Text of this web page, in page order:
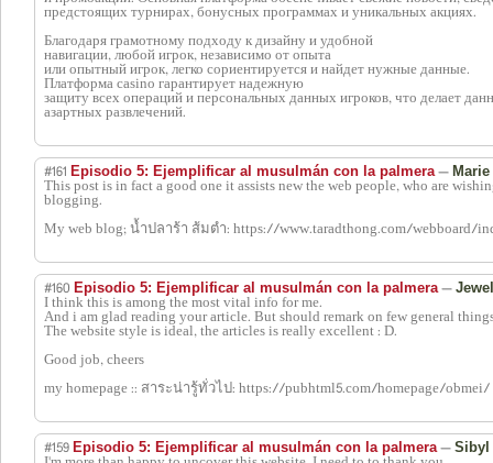
предстоящих турнирах, бонусных программах и уникальных акциях.
Благодаря грамотному подходу к дизайну и удобной
навигации, любой игрок, независимо от опыта
или опытный игрок, легко сориентируется и найдет нужные данные.
Платформа casino гарантирует надежную
защиту всех операций и персональных данных игроков, что делает
азартных развлечений.
#161 Episodio 5: Ejemplificar al musulmán con la palmera— Marie
This post is in fact a good one it assists new the web people, who are
blogging.
My web blog; น้ำปลาร้า ส้มตำ: https://www.taradthong.com/webboard/
#160 Episodio 5: Ejemplificar al musulmán con la palmera— Jewel
I think this is among the most vital info for me.
And i am glad reading your article. But should remark on few general
The website style is ideal, the articles is really excellent : D.
Good job, cheers
my homepage :: สาระน่ารู้ทั่วไป: https://pubhtml5.com/homepage/obmei/
#159 Episodio 5: Ejemplificar al musulmán con la palmera— Sibyl